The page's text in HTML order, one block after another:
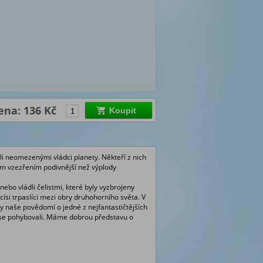
136 Kč Koupit
neomezenými vládci planety. Někteří z nich
vzezřením podivnější než výplody
vládli čelistmi, které byly vyzbrojeny
trpaslíci mezi obry druhohorního světa. V
naše povědomí o jedné z nejfantastičtějších
pohybovali. Máme dobrou představu o